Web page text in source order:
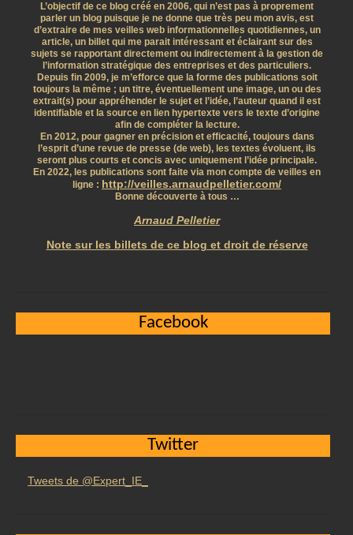
L’objectif de ce blog créé en 2006, qui n’est pas à proprement
parler un blog puisque je ne donne que très peu mon avis, est
d’extraire de mes veilles web informationnelles quotidiennes, un
article, un billet qui me parait intéressant et éclairant sur des
sujets se rapportant directement ou indirectement à la gestion de
l’information stratégique des entreprises et des particuliers.
Depuis fin 2009, je m’efforce que la forme des publications soit
toujours la même ; un titre, éventuellement une image, un ou des
extrait(s) pour appréhender le sujet et l’idée, l’auteur quand il est
identifiable et la source en lien hypertexte vers le texte d’origine
afin de compléter la lecture.
En 2012, pour gagner en précision et efficacité, toujours dans
l’esprit d’une revue de presse (de web), les textes évoluent, ils
seront plus courts et concis avec uniquement l’idée principale.
En 2022, les publications sont faite via mon compte de veilles en
ligne : http://veilles.arnaudpelletier.com/
Bonne découverte à tous …
Arnaud Pelletier
Note sur les billets de ce blog et droit de réserve
Facebook
Twitter
Tweets de @Expert_IE_